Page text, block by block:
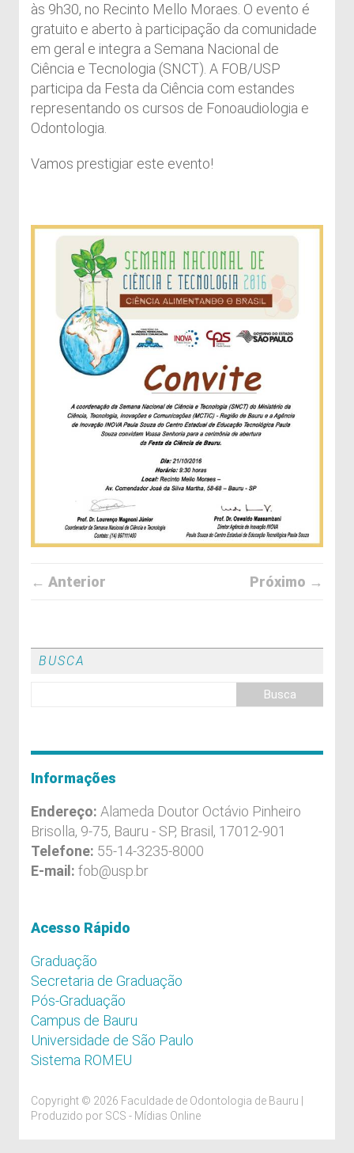
às 9h30, no Recinto Mello Moraes. O evento é
gratuito e aberto à participação da comunidade
em geral e integra a Semana Nacional de
Ciência e Tecnologia (SNCT). A FOB/USP
participa da Festa da Ciência com estandes
representando os cursos de Fonoaudiologia e
Odontologia.
Vamos prestigiar este evento!
← Anterior Próximo →
BUSCA
Informações
Endereço: Alameda Doutor Octávio Pinheiro
Brisolla, 9-75, Bauru - SP, Brasil, 17012-901
Telefone: 55-14-3235-8000
E-mail: fob@usp.br
Acesso Rápido
Graduação
Secretaria de Graduação
Pós-Graduação
Campus de Bauru
Universidade de São Paulo
Sistema ROMEU
Copyright © 2026 Faculdade de Odontologia de Bauru |
Produzido por SCS - Mídias Online